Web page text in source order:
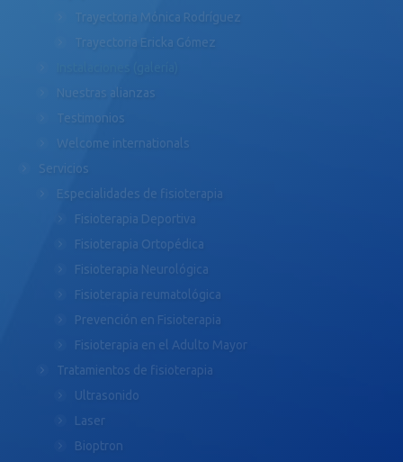
Trayectoria Mónica Rodríguez
Trayectoria Ericka Gómez
Nuestras alianzas
Testimonios
Welcome internationals
Servicios
Especialidades de fisioterapia
Fisioterapia Deportiva
Fisioterapia Ortopédica
Fisioterapia Neurológica
Fisioterapia reumatológica
Prevención en Fisioterapia
Fisioterapia en el Adulto Mayor
Tratamientos de fisioterapia
Ultrasonido
Laser
Bioptron